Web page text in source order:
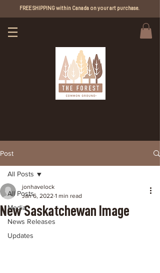
FREE SHIPPING within Canada on your art purchase.
Post
All Posts
Media
News Releases
Updates
All Posts
New Saskatchewan Image
jonhavelock
Jan 6, 2022 1 min read